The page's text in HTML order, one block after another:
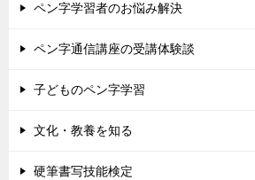
ペン字学習者のお悩み解決
ペン字通信講座の受講体験談
子どものペン字学習
文化・教養を知る
硬筆書写技能検定